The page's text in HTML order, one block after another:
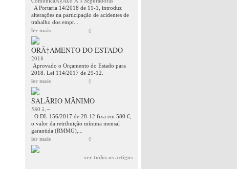
A Portaria 14/2018 de 11-1, introduz
alterações na participação de acidentes de
trabalho dos empr...
ler mais
0
ORÃ‡AMENTO DO ESTADO
2018
Aprovado o Orçamento do Estado para
2018. Lei 114/2017 de 29-12.
ler mais
0
SALÃRIO MÃNIMO
580 â‚¬
O DL 156/2017 de 28-12 fixa em 580 €,
o valor da retribuição mínima mensal
garantida (RMMG),...
ler mais
0
ver todos os artigos